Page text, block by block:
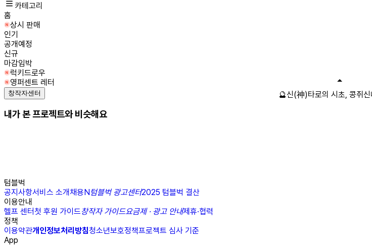
카테고리
홈
상시 판매
인기
공개예정
신규
마감임박
럭키드로우
영퍼센트 레터
창작자센터
내가 본 프로젝트와 비슷해요
텀블벅
공지사항서비스 소개채용N텀블벅 광고센터2025 텀블벅 결산
이용안내
헬프 센터첫 후원 가이드창작자 가이드요금제 · 광고 안내제휴·협력
정책
이용약관개인정보처리방침청소년보호정책프로젝트 심사 기준
App
🔮신(神)타로의 시초, 콩쥐신